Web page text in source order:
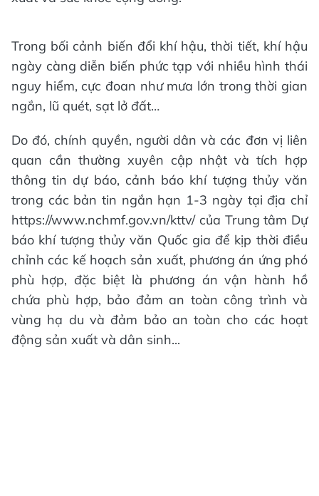
Trong bối cảnh biến đổi khí hậu, thời tiết, khí hậu
ngày càng diễn biến phức tạp với nhiều hình thái
nguy hiểm, cực đoan như mưa lớn trong thời gian
ngắn, lũ quét, sạt lở đất…
Do đó, chính quyền, người dân và các đơn vị liên
quan cần thường xuyên cập nhật và tích hợp
thông tin dự báo, cảnh báo khí tượng thủy văn
trong các bản tin ngắn hạn 1-3 ngày tại địa chỉ
https://www.nchmf.gov.vn/kttv/ của Trung tâm Dự
báo khí tượng thủy văn Quốc gia để kịp thời điều
chỉnh các kế hoạch sản xuất, phương án ứng phó
phù hợp, đặc biệt là phương án vận hành hồ
chứa phù hợp, bảo đảm an toàn công trình và
vùng hạ du và đảm bảo an toàn cho các hoạt
động sản xuất và dân sinh...